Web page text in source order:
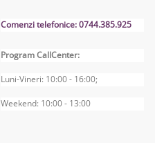
Comenzi telefonice: 0744.385.925
Program CallCenter:
Luni-Vineri: 10:00 - 16:00;
Weekend: 10:00 - 13:00